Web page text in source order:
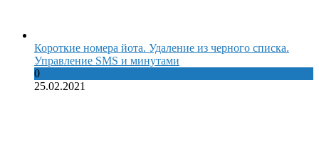
Короткие номера йота. Удаление из черного списка.
Управление SMS и минутами
0
25.02.2021